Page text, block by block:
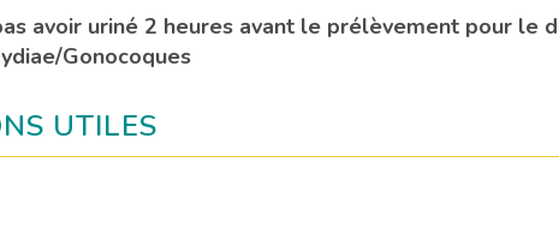
avoir uriné 2 heures avant le prélèvement pour le
Gonocoques
UTILES